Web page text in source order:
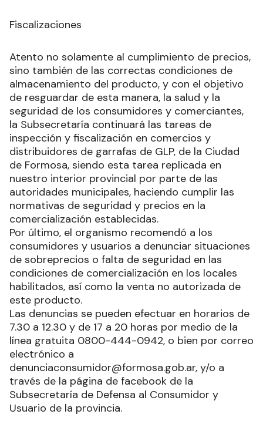
Fiscalizaciones
Atento no solamente al cumplimiento de precios,
sino también de las correctas condiciones de
almacenamiento del producto, y con el objetivo
de resguardar de esta manera, la salud y la
seguridad de los consumidores y comerciantes,
la Subsecretaría continuará las tareas de
inspección y fiscalización en comercios y
distribuidores de garrafas de GLP, de la Ciudad
de Formosa, siendo esta tarea replicada en
nuestro interior provincial por parte de las
autoridades municipales, haciendo cumplir las
normativas de seguridad y precios en la
comercialización establecidas.
Por último, el organismo recomendó a los
consumidores y usuarios a denunciar situaciones
de sobreprecios o falta de seguridad en las
condiciones de comercialización en los locales
habilitados, así como la venta no autorizada de
este producto.
Las denuncias se pueden efectuar en horarios de
7.30 a 12.30 y de 17 a 20 horas por medio de la
línea gratuita 0800-444-0942, o bien por correo
electrónico a
denunciaconsumidor@formosa.gob.ar, y/o a
través de la página de facebook de la
Subsecretaría de Defensa al Consumidor y
Usuario de la provincia.